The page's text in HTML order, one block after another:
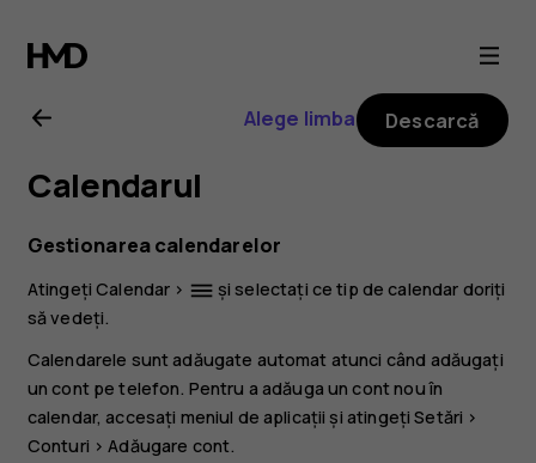
Ghid
de
utilizare
Nokia
G21
Alege limba Descarcă
Calendarul
Gestionarea calendarelor
AtingețiCalendar > dehaze și selectați ce tip de calendar doriți
să vedeți.
Calendarele sunt adăugate automat atunci când adăugați
un cont pe telefon. Pentru a adăuga un cont nou în
calendar, accesați meniul de aplicații și atingețiSetări >
Conturi > Adăugare cont.